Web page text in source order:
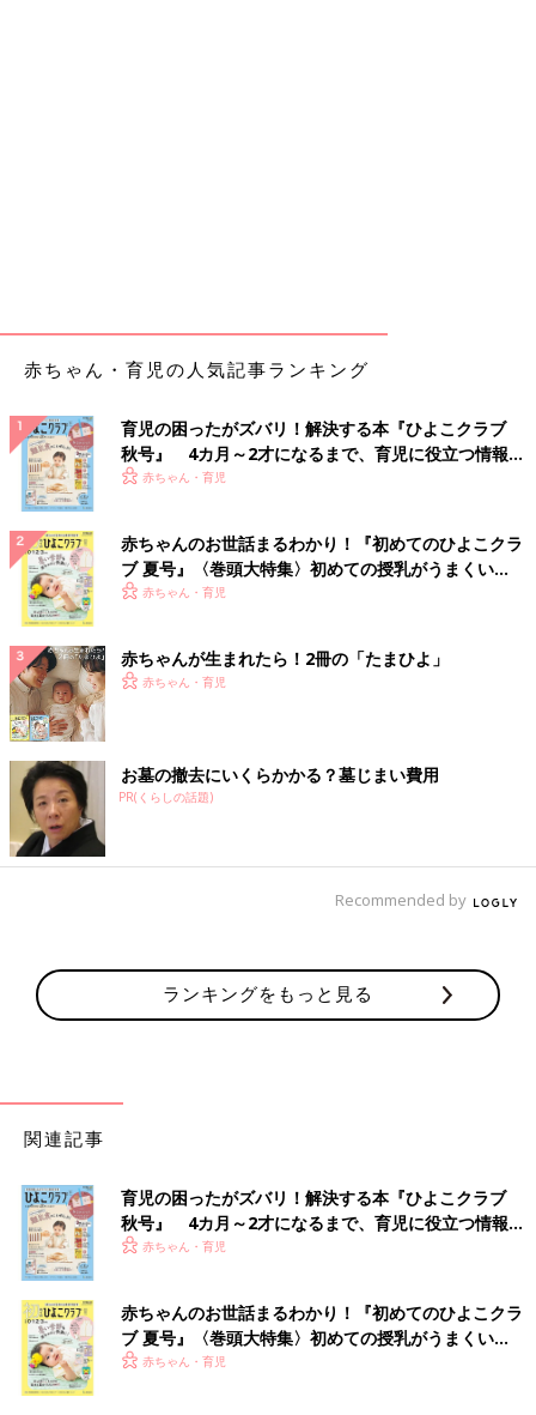
まうんです。
私は、2～3歳のときから“これ以上、担当の職員さんを困らせて
はいけない”と思って、泣きたくてもがまんしていました。その
代わり、みんなが夜寝たら、担当の職員さんのところに甘えに行
きました。担当の職員さんは、一緒にお話をしたりして甘えさせ
てくれました。
また乳児院では運動会などのイベントがあって、子どもに会いに
来る親もいるんです。でも私の親は来なかったので、“パパ、マ
マが来てくれる子はいいな”と思っていました」（小春さん）
「これが私の新しい家族」と自然と思えた
直巨さんの家族で、小春さんの中学卒業をお祝いしました。
里親の直巨さんには、2人の子どもがいます。3歳の小春さんを迎
えたとき、二女は小春さんより半年ほど年長。長女は9歳でし
た。
小春さんを迎えるまで、直巨さん家族は何度も小春さんに会い
に、乳児院を訪れています。
赤ちゃん・育児の人気記事ランキング
育児の困ったがズバリ！解決する本『ひよこクラブ
秋号』 4カ月～2才になるまで、育児に役立つ情報が
いっぱい！
赤ちゃん・育児
赤ちゃんのお世話まるわかり！『初めてのひよこクラ
ブ 夏号』〈巻頭大特集〉初めての授乳がうまくい
く！ おっぱい・ミルクの基本と夏のトラブル 解決テ
赤ちゃん・育児
赤ちゃんが生まれたら！2冊の「たまひよ」
赤ちゃん・育児
お墓の撤去にいくらかかる？墓じまい費用
PR(くらしの話題)
Recommended by
ランキングをもっと見る
関連記事
育児の困ったがズバリ！解決する本『ひよこクラブ
秋号』 4カ月～2才になるまで、育児に役立つ情報が
いっぱい！
赤ちゃん・育児
赤ちゃんのお世話まるわかり！『初めてのひよこクラ
ブ 夏号』〈巻頭大特集〉初めての授乳がうまくい
く！ おっぱい・ミルクの基本と夏のトラブル 解決テ
赤ちゃん・育児